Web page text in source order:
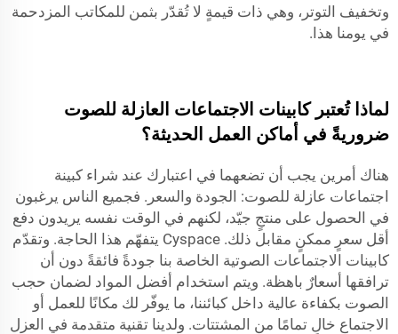
وتخفيف التوتر، وهي ذات قيمةٍ لا تُقدّر بثمن للمكاتب المزدحمة
في يومنا هذا.
لماذا تُعتبر كابينات الاجتماعات العازلة للصوت
ضروريةً في أماكن العمل الحديثة؟
هناك أمرين يجب أن تضعهما في اعتبارك عند شراء كبينة
اجتماعات عازلة للصوت: الجودة والسعر. فجميع الناس يرغبون
في الحصول على منتجٍ جيّد، لكنهم في الوقت نفسه يريدون دفع
أقل سعرٍ ممكنٍ مقابل ذلك. Cyspace يتفهّم هذا الحاجة. وتقدّم
كابينات الاجتماعات الصوتية الخاصة بنا جودةً فائقةً دون أن
ترافقها أسعارٌ باهظة. ويتم استخدام أفضل المواد لضمان حجب
الصوت بكفاءة عالية داخل كبائننا، ما يوفّر لك مكانًا للعمل أو
الاجتماع خالٍ تمامًا من المشتتات. ولدينا تقنية متقدمة في العزل